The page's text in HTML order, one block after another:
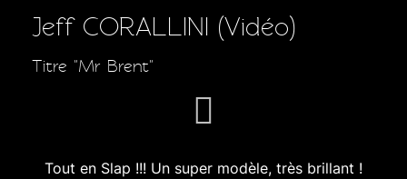
Jeff CORALLINI (Vidéo)
Titre "Mr Brent"
Tout en Slap !!! Un super modèle, très brillant !